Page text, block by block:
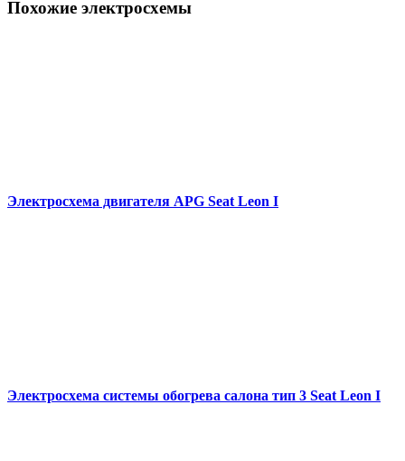
Похожие электросхемы
Электросхема двигателя APG Seat Leon I
Электросхема системы обогрева салона тип 3 Seat Leon I